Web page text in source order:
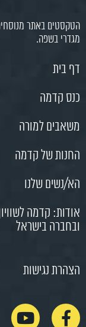
הטקסטים באתר
מגדרי בשפה.
דף בית
כנס קדמה
משאבים למורה
החנות של קדמה
הא/נשים שלנו
אודות: קדמה
ובחברה בישראל
הצהרת נגישות